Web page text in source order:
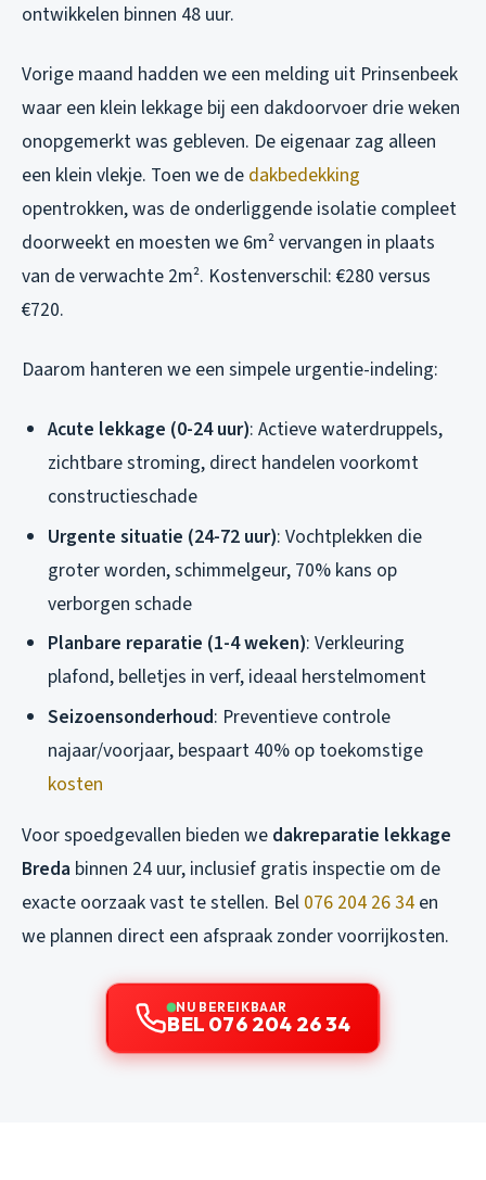
ontwikkelen binnen 48 uur.
Vorige maand hadden we een melding uit Prinsenbeek
waar een klein lekkage bij een dakdoorvoer drie weken
onopgemerkt was gebleven. De eigenaar zag alleen
een klein vlekje. Toen we de dakbedekking
opentrokken, was de onderliggende isolatie compleet
doorweekt en moesten we 6m² vervangen in plaats
van de verwachte 2m². Kostenverschil: €280 versus
€720.
Daarom hanteren we een simpele urgentie-indeling:
Acute lekkage (0-24 uur): Actieve waterdruppels,
zichtbare stroming, direct handelen voorkomt
constructieschade
Urgente situatie (24-72 uur): Vochtplekken die
groter worden, schimmelgeur, 70% kans op
verborgen schade
Planbare reparatie (1-4 weken): Verkleuring
plafond, belletjes in verf, ideaal herstelmoment
Seizoensonderhoud: Preventieve controle
najaar/voorjaar, bespaart 40% op toekomstige
kosten
Voor spoedgevallen bieden we dakreparatie lekkage
Breda binnen 24 uur, inclusief gratis inspectie om de
exacte oorzaak vast te stellen. Bel 076 204 26 34 en
we plannen direct een afspraak zonder voorrijkosten.
NU BEREIKBAAR
BEL 076 204 26 34